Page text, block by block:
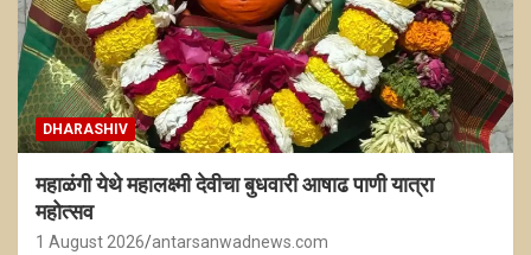
DHARASHIV
महाळंगी येथे महालक्ष्मी देवीचा बुधवारी आषाढ पाणी यात्रा
महोत्सव
1 August 2026 antarsanwadnews.com